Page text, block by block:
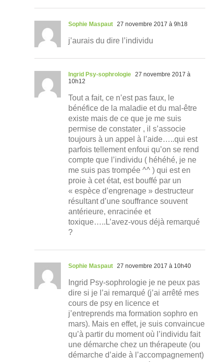
Sophie Maspaut 27 novembre 2017 à 9h18
j’aurais du dire l’individu
Ingrid Psy-sophrologie 27 novembre 2017 à
10h12
Tout a fait, ce n’est pas faux, le
bénéfice de la maladie et du mal-être
existe mais de ce que je me suis
permise de constater , il s’associe
toujours à un appel à l’aide…..qui est
parfois tellement enfoui qu’on se rend
compte que l’individu ( héhéhé, je ne
me suis pas trompée ^^ ) qui est en
proie à cet état, est bouffé par un
« espèce d’engrenage » destructeur
résultant d’une souffrance souvent
antérieure, enracinée et
toxique…..L’avez-vous déjà remarqué
?
Sophie Maspaut 27 novembre 2017 à 10h40
Ingrid Psy-sophrologie je ne peux pas
dire si je l’ai remarqué (j’ai arrêté mes
cours de psy en licence et
j’entreprends ma formation sophro en
mars). Mais en effet, je suis convaincue
qu’à partir du moment où l’individu fait
une démarche chez un thérapeute (ou
démarche d’aide à l’accompagnement)